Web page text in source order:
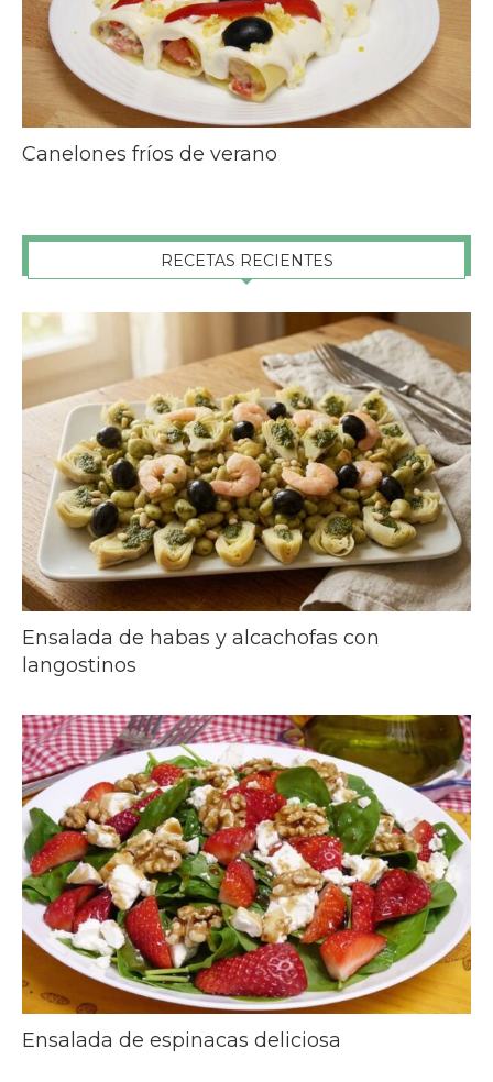
Canelones fríos de verano
RECETAS RECIENTES
Ensalada de habas y alcachofas con
langostinos
Ensalada de espinacas deliciosa